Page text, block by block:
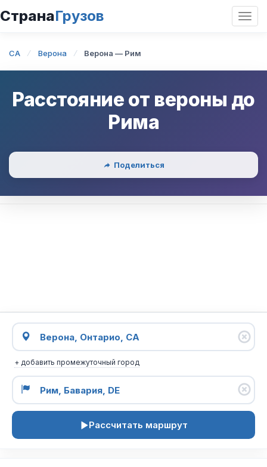
СтранаГрузов
CA Верона Верона — Рим
Расстояние от вероны до
Рима
Поделиться
+ добавить промежуточный город
Рассчитать маршрут